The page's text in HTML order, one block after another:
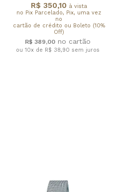
R$ 350,10 à vista
no Pix Parcelado, Pix, uma vez
no
cartão de crédito ou Boleto (10%
Off)
R$ 389,00
ou 10x de R$ 38,90 sem juros